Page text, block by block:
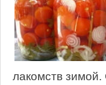
лакомств